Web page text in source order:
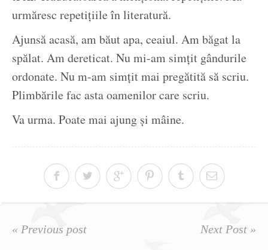
urmăresc repetițiile în literatură.
Ajunsă acasă, am băut apa, ceaiul. Am băgat la
spălat. Am dereticat. Nu mi-am simțit gândurile
ordonate. Nu m-am simțit mai pregătită să scriu.
Plimbările fac asta oamenilor care scriu.
Va urma. Poate mai ajung și mâine.
« Previous post Next Post »